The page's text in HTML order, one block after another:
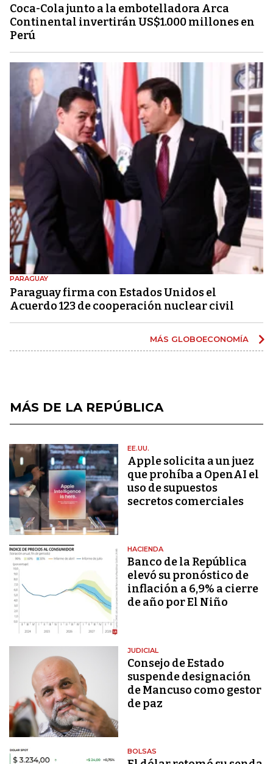
Coca-Cola junto a la embotelladora Arca
Continental invertirán US$1.000 millones en
Perú
PARAGUAY
Paraguay firma con Estados Unidos el
Acuerdo 123 de cooperación nuclear civil
MÁS GLOBOECONOMÍA
MÁS DE LA REPÚBLICA
EE.UU.
Apple solicita a un juez
que prohíba a OpenAI el
uso de supuestos
secretos comerciales
HACIENDA
Banco de la República
elevó su pronóstico de
inflación a 6,9% a cierre
de año por El Niño
JUDICIAL
Consejo de Estado
suspende designación
de Mancuso como gestor
de paz
BOLSAS